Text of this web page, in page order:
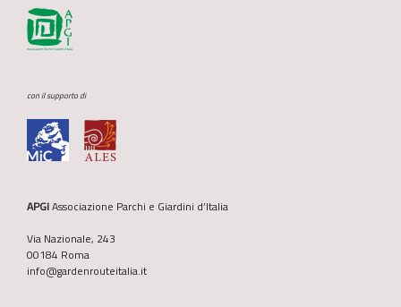
con il supporto di
APGIAssociazione Parchi e Giardini d’Italia
Via Nazionale, 243
00184 Roma
info@gardenrouteitalia.it